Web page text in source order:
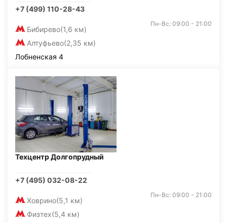
+7 (499) 110-28-43
Бибирево(1,6 км)
Алтуфьево(2,35 км)
Пн-Вс: 09:00 - 21:00
Лобненская 4
Техцентр Долгопрудный
+7 (495) 032-08-22
Ховрино(5,1 км)
Физтех(5,4 км)
Пн-Вс: 09:00 - 21:00